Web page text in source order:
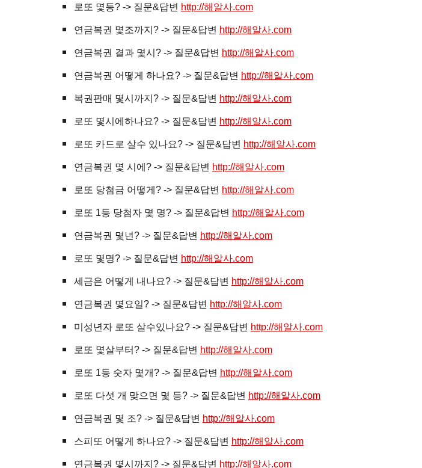
로또 몇등? -> 질문&답변 http://해알사.com
연금복권 몇조까지? -> 질문&답변 http://해알사.com
연금복권 결과 몇시? -> 질문&답변 http://해알사.com
연금복권 어떻게 하나요? -> 질문&답변 http://해알사.com
복권판매 몇시까지? -> 질문&답변 http://해알사.com
로또 몇시에하나요? -> 질문&답변 http://해알사.com
로또 카드로 살수 있나요? -> 질문&답변 http://해알사.com
연금복권 몇 시에? -> 질문&답변 http://해알사.com
로또 당첨금 어떻게? -> 질문&답변 http://해알사.com
로또 1등 당첨자 몇 명? -> 질문&답변 http://해알사.com
연금복권 몇년? -> 질문&답변 http://해알사.com
로또 몇명? -> 질문&답변 http://해알사.com
세금은 어떻게 내나요? -> 질문&답변 http://해알사.com
연금복권 몇요일? -> 질문&답변 http://해알사.com
미성년자 로또 살수있나요? -> 질문&답변 http://해알사.com
로또 몇살부터? -> 질문&답변 http://해알사.com
로또 1등 숫자 몇개? -> 질문&답변 http://해알사.com
로또 다섯 개 맞으면 몇 등? -> 질문&답변 http://해알사.com
연금복권 몇 조? -> 질문&답변 http://해알사.com
스피또 어떻게 하나요? -> 질문&답변 http://해알사.com
연금복권 몇시까지? -> 질문&답변 http://해알사.com